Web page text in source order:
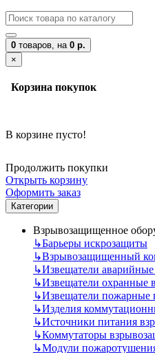
0 товаров, на 0 р.
×
Корзина покупок
В корзине пусто!
Продолжить покупки
Открыть корзину
Оформить заказ
Категории
Взрывозащищенное
↳Барьеры искрозащиты
↳Взрывозащищенный
↳Извещатели
↳Извещатели охранные
↳Извещатели пожарные
↳Изделия
↳Источники питания
↳Коммутаторы
↳Модули